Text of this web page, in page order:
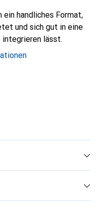
handliches Format,
und sich gut in eine
integrieren lässt.